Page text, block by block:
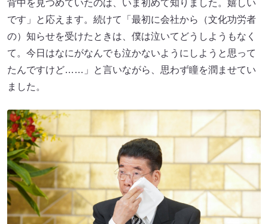
背中を見つめていたのは、いま初めて知りました。嬉しい
です」と応えます。続けて「最初に会社から（文化功労者
の）知らせを受けたときは、僕は泣いてどうしようもなく
て。今日はなにがなんでも泣かないようにしようと思って
たんですけど……」と言いながら、思わず瞳を潤ませてい
ました。